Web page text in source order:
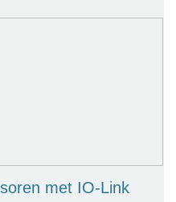
met IO-Link